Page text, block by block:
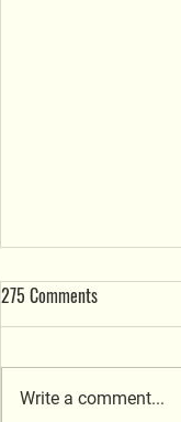
275 Comments
Write a comment...